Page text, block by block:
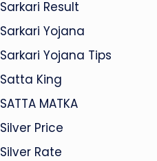
Sarkari Result
Sarkari Yojana
Sarkari Yojana Tips
Satta King
SATTA MATKA
Silver Price
Silver Rate